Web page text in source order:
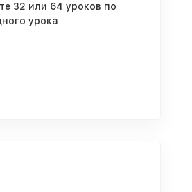
32 или 64 уроков по
урока